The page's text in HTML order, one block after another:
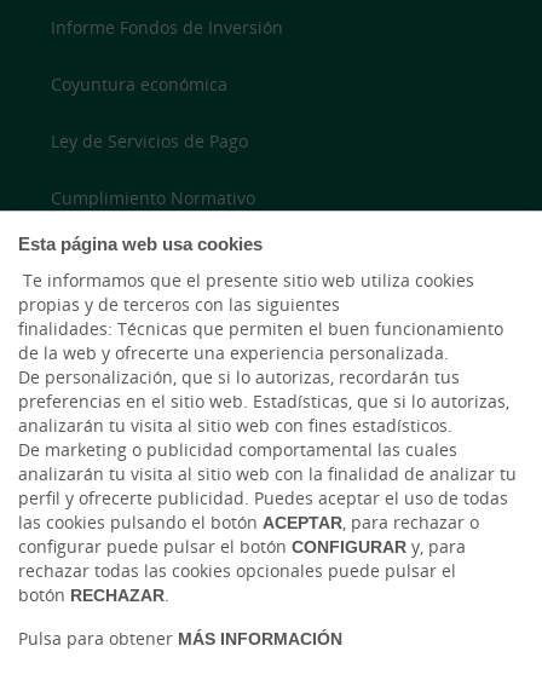
Esta página web usa cookies
Te informamos que el presente sitio web utiliza cookies
propias y de terceros con las siguientes
finalidades: Técnicas que permiten el buen funcionamiento
de la web y ofrecerte una experiencia personalizada.
De personalización, que si lo autorizas, recordarán tus
preferencias en el sitio web. Estadísticas, que si lo autorizas,
analizarán tu visita al sitio web con fines estadísticos.
De marketing o publicidad comportamental las cuales
analizarán tu visita al sitio web con la finalidad de analizar tu
perfil y ofrecerte publicidad. Puedes aceptar el uso de todas
las cookies pulsando el botón ACEPTAR, para rechazar o
configurar puede pulsar el botón CONFIGURAR y, para
rechazar todas las cookies opcionales puede pulsar el
botón RECHAZAR.
Pulsa para obtener MÁS INFORMACIÓN
Informe Fondos de Inversión
Coyuntura económica
Ley de Servicios de Pago
Cumplimiento Normativo
Accesibilidad
LinkedIn
Instagram
Tablón de anuncios
Protección de datos